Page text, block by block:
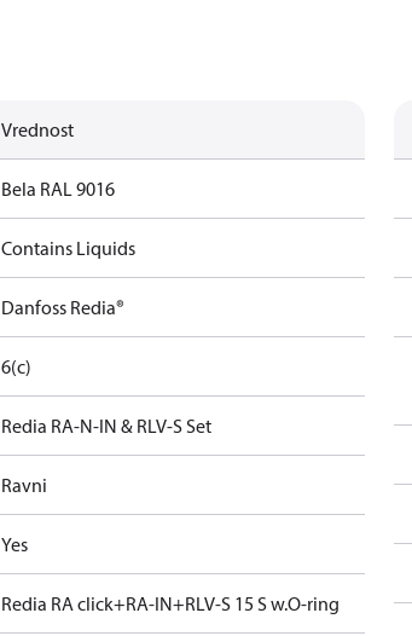
Vrednost
Bela RAL 9016
Contains Liquids
Danfoss Redia®
6(c)
Redia RA-N-IN & RLV-S Set
Ravni
Yes
Redia RA click+RA-IN+RLV-S 15 S w.O-ring